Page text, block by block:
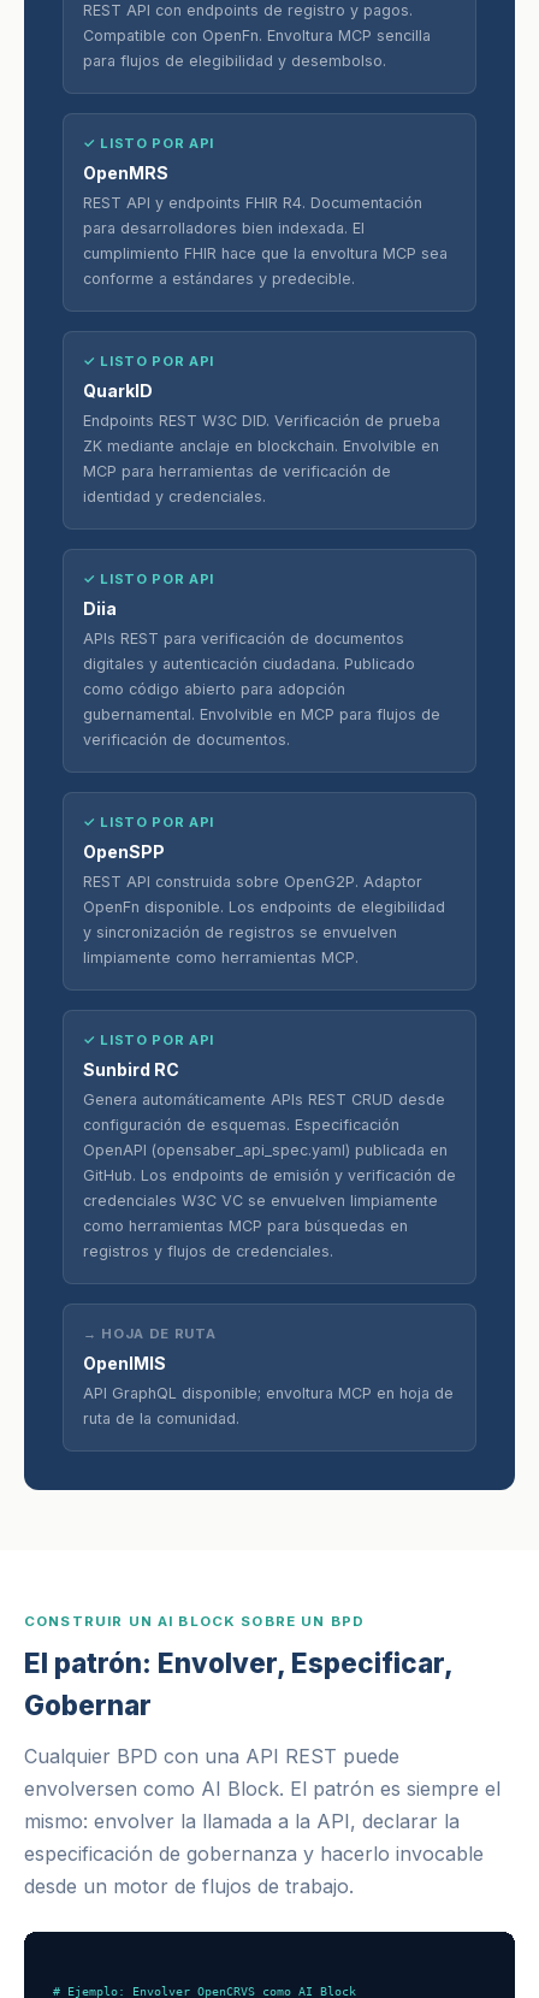
REST API con endpoints de registro y pagos.
Compatible con OpenFn. Envoltura MCP sencilla
para flujos de elegibilidad y desembolso.
✓ LISTO POR API
OpenMRS
REST API y endpoints FHIR R4. Documentación
para desarrolladores bien indexada. El
cumplimiento FHIR hace que la envoltura MCP sea
conforme a estándares y predecible.
✓ LISTO POR API
QuarkID
Endpoints REST W3C DID. Verificación de prueba
ZK mediante anclaje en blockchain. Envolvible en
MCP para herramientas de verificación de
identidad y credenciales.
✓ LISTO POR API
Diia
APIs REST para verificación de documentos
digitales y autenticación ciudadana. Publicado
como código abierto para adopción
gubernamental. Envolvible en MCP para flujos de
verificación de documentos.
✓ LISTO POR API
OpenSPP
REST API construida sobre OpenG2P. Adaptor
OpenFn disponible. Los endpoints de elegibilidad
y sincronización de registros se envuelven
limpiamente como herramientas MCP.
✓ LISTO POR API
Sunbird RC
Genera automáticamente APIs REST CRUD desde
configuración de esquemas. Especificación
OpenAPI (opensaber_api_spec.yaml) publicada en
GitHub. Los endpoints de emisión y verificación de
credenciales W3C VC se envuelven limpiamente
como herramientas MCP para búsquedas en
registros y flujos de credenciales.
→ HOJA DE RUTA
OpenIMIS
API GraphQL disponible; envoltura MCP en hoja de
ruta de la comunidad.
CONSTRUIR UN AI BLOCK SOBRE UN BPD
El patrón: Envolver, Especificar,
Gobernar
Cualquier BPD con una API REST puede
envolversen como AI Block. El patrón es siempre el
mismo: envolver la llamada a la API, declarar la
especificación de gobernanza y hacerlo invocable
desde un motor de flujos de trabajo.
# Ejemplo: Envolver OpenCRVS como AI Block